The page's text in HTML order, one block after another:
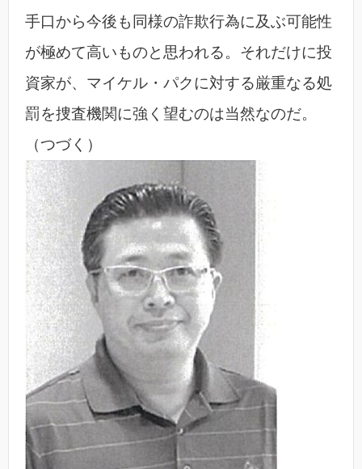
手口から今後も同様の詐欺行為に及ぶ可能性
が極めて高いものと思われる。それだけに投
資家が、マイケル・パクに対する厳重なる処
罰を捜査機関に強く望むのは当然なのだ。
（つづく）